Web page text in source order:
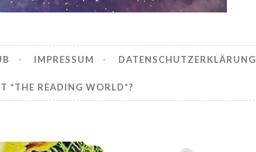
IMPRESSUM DATENSCHUTZERKLÄRUNG
*THE READING WORLD*?